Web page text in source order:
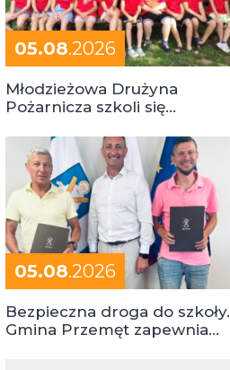
05.08.2026
Młodzieżowa Drużyna
Pożarnicza szkoli się
05.08.2026
Bezpieczna droga do szkoły.
Gmina Przemęt zapewnia